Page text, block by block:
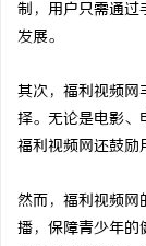
制，用户只需通过
发展。
其次，福利视频网
择。无论是电影、
福利视频网还鼓励
然而，福利视频网
播，保障青少年的